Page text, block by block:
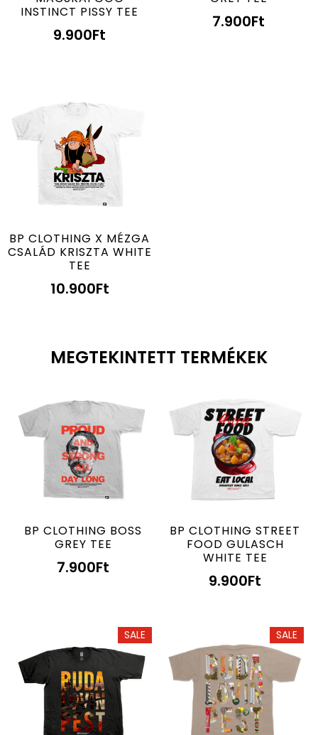
INSTINCT PISSY TEE
9.900Ft
7.900Ft
BP CLOTHING X MÉZGA
CSALÁD KRISZTA WHITE
TEE
10.900Ft
MEGTEKINTETT TERMÉKEK
BP CLOTHING BOSS
GREY TEE
7.900Ft
BP CLOTHING STREET
FOOD GULASCH
WHITE TEE
9.900Ft
SALE SALE